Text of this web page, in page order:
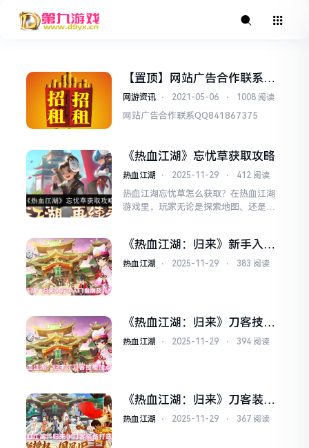
【置顶】网站广告合作联系QQ
841867375
网游资讯 ⋅ 2021-05-06 ⋅ 1008 阅读
网站广告合作联系QQ841867375
《热血江湖》忘忧草获取攻略
热血江湖 ⋅ 2025-11-29 ⋅ 412 阅读
热血江湖忘忧草怎么获取？在热血江湖
游戏里，玩家无论是探索地图、还是完
法，那么接下来就让小编通过下面文章
告诉大家吧，大家可以参考这些方法看
《热血江湖：归来》新手入门
指南及兑换码福利
热血江湖 ⋅ 2025-11-29 ⋅ 383 阅读
《热血江湖：归来》刀客技能
加点攻略
热血江湖 ⋅ 2025-11-29 ⋅ 394 阅读
《热血江湖：归来》刀客装备
打造攻略
热血江湖 ⋅ 2025-11-29 ⋅ 367 阅读